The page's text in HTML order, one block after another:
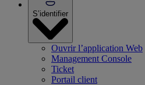
S’identifier
Ouvrir l’application Web
Management Console
Ticket
Portail client